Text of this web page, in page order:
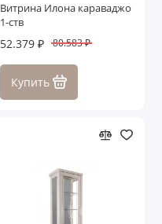
Витрина Илона караваджо
1-ств
52.379 ₽ 80.583 ₽
Купить